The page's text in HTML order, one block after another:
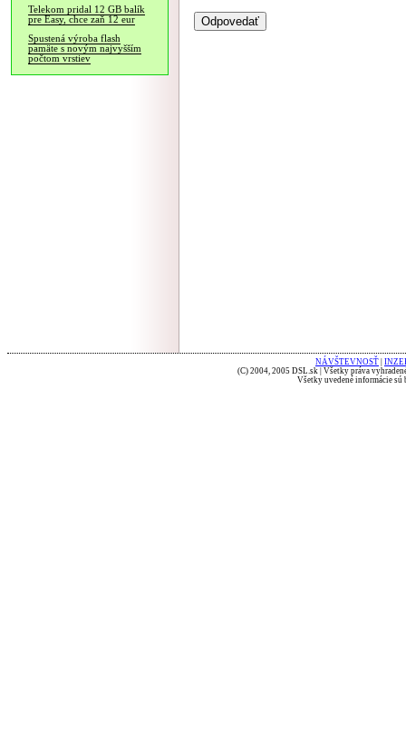
Telekom pridal 12 GB balík
pre Easy, chce zaň 12 eur
Spustená výroba flash
pamäte s novým najvyšším
počtom vrstiev
NÁVŠTEVNOSŤ
(C) 2004, 2005 DSL.sk | Všetky práva
Všetky uvedené informácie sú